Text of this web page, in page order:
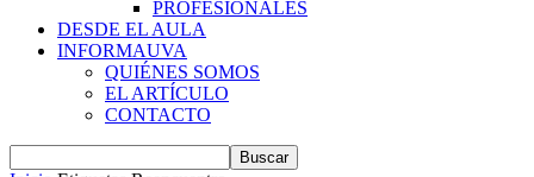
PROFESIONALES
DESDE EL AULA
INFORMAUVA
QUIÉNES SOMOS
EL ARTÍCULO
CONTACTO